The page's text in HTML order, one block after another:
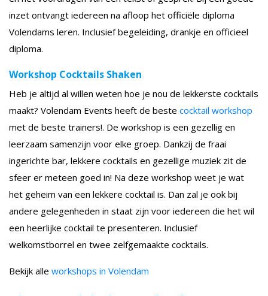
inzet ontvangt iedereen na afloop het officiële diploma
Volendams leren. Inclusief begeleiding, drankje en officieel
diploma.
Workshop Cocktails Shaken
Heb je altijd al willen weten hoe je nou de lekkerste cocktails
maakt? Volendam Events heeft de beste cocktail workshop
met de beste trainers!. De workshop is een gezellig en
leerzaam samenzijn voor elke groep. Dankzij de fraai
ingerichte bar, lekkere cocktails en gezellige muziek zit de
sfeer er meteen goed in! Na deze workshop weet je wat
het geheim van een lekkere cocktail is. Dan zal je ook bij
andere gelegenheden in staat zijn voor iedereen die het wil
een heerlijke cocktail te presenteren. Inclusief
welkomstborrel en twee zelfgemaakte cocktails.
Bekijk alle workshops in Volendam